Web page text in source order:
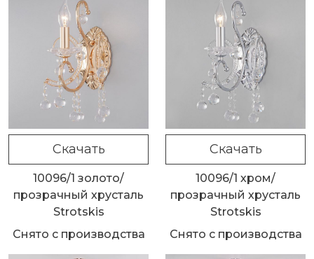
Скачать
10096/1 золото/
прозрачный хрусталь
Strotskis
Снято с производства
Скачать
10096/1 хром/
прозрачный хрусталь
Strotskis
Снято с производства